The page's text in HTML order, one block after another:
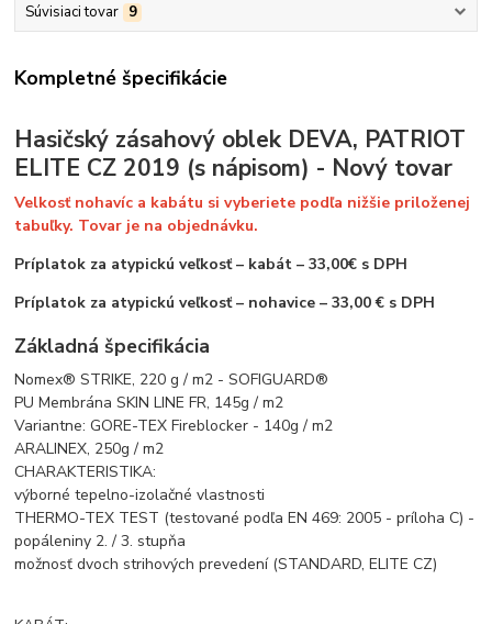
Súvisiaci tovar 9
Kompletné špecifikácie
Hasičský zásahový oblek DEVA, PATRIOT
ELITE CZ 2019 (s nápisom) - Nový tovar
Velkosť nohavíc a kabátu si vyberiete podľa nižšie priloženej
tabuľky. Tovar je na objednávku.
Príplatok za atypickú veľkosť – kabát – 33,00€ s DPH
Príplatok za atypickú veľkosť – nohavice – 33,00 € s DPH
Základná špecifikácia
Nomex® STRIKE, 220 g / m2 - SOFIGUARD®
PU Membrána SKIN LINE FR, 145g / m2
Variantne: GORE-TEX Fireblocker - 140g / m2
ARALINEX, 250g / m2
CHARAKTERISTIKA:
výborné tepelno-izolačné vlastnosti
THERMO-TEX TEST (testované podľa EN 469: 2005 - príloha C) -
popáleniny 2. / 3. stupňa
možnosť dvoch strihových prevedení (STANDARD, ELITE CZ)